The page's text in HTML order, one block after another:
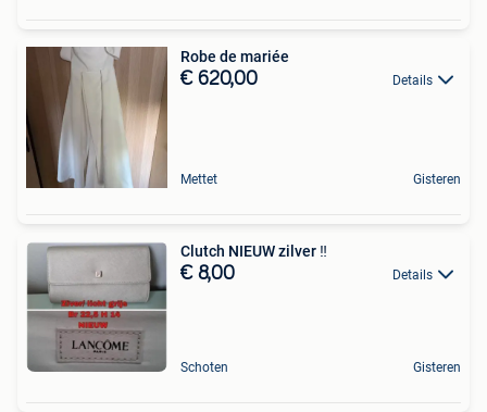
Robe de mariée
€ 620,00 Details
Mettet Gisteren
Clutch NIEUW zilver ‼️
€ 8,00 Details
Schoten Gisteren